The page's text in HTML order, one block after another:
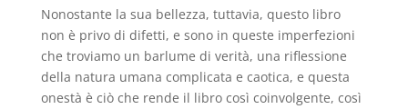
Nonostante la sua bellezza, tuttavia, questo libro
non è privo di difetti, e sono in queste imperfezioni
che troviamo un barlume di verità, una riflessione
della natura umana complicata e caotica, e questa
onestà è ciò che rende il libro così coinvolgente, così